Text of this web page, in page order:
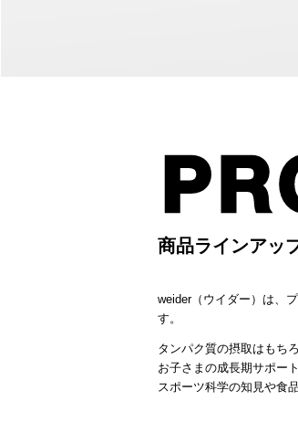
商品ラインアッ
weider（ウイダー）は、
す。
タンパク質の摂取はもちろ
お子さまの成長期サポー
スポーツ科学の知見や食